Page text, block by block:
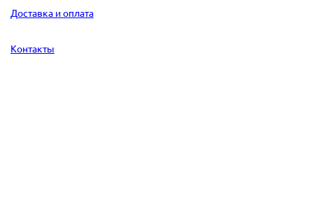
Доставка и оплата
Контакты